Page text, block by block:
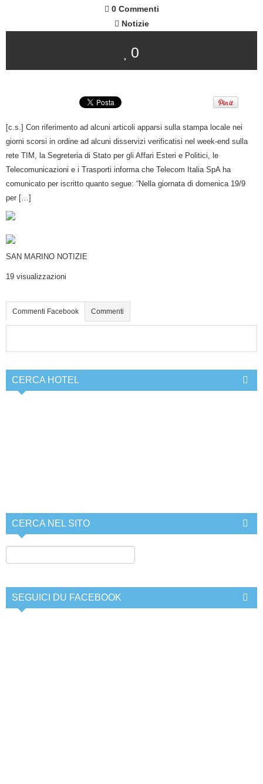
0 Commenti
Notizie
0
[c.s.] Con riferimento ad alcuni articoli apparsi sulla stampa locale nei
giorni scorsi in ordine ad alcuni disservizi verificatisi nel week-end sulla
rete TIM, la Segreteria di Stato per gli Affari Esteri e Politici, le
Telecomunicazioni e i Trasporti informa che Telecom Italia SpA ha
comunicato per iscritto quanto segue: “Nella giornata di domenica 19/9
per […]
SAN MARINO NOTIZIE
19 visualizzazioni
Commenti Facebook Commenti
CERCA HOTEL
CERCA NEL SITO
SEGUICI DU FACEBOOK